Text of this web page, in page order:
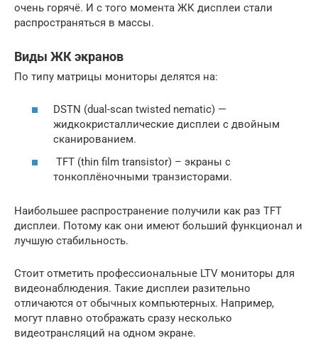
очень горячё. И с того момента ЖК дисплеи стали
распространяться в массы.
Виды ЖК экранов
По типу матрицы мониторы делятся на:
DSTN (dual-scan twisted nematic) —
жидкокристаллические дисплеи с двойным
сканированием.
TFT (thin film transistor) – экраны с
тонкоплёночными транзисторами.
Наибольшее распространение получили как раз TFT
дисплеи. Потому как они имеют больший функционал и
лучшую стабильность.
Стоит отметить профессиональные LTV мониторы для
видеонаблюдения. Такие дисплеи разительно
отличаются от обычных компьютерных. Например,
могут плавно отображать сразу несколько
видеотрансляций на одном экране.